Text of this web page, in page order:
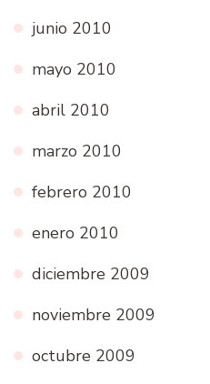
junio 2010
mayo 2010
abril 2010
marzo 2010
febrero 2010
enero 2010
diciembre 2009
noviembre 2009
octubre 2009